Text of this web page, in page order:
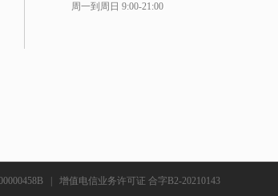
周一到周日 9:00-21:00
增值电信业务许可证 合字B2-20210143